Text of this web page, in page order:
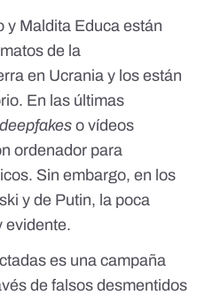
y Maldita Educa están
de la
en Ucrania y los están
En las últimas
deepfakes o vídeos
ordenador para
Sin embargo, en los
y de Putin, la poca
evidente.
es una campaña
de falsos desmentidos